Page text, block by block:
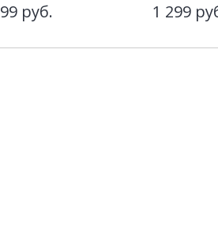
руб. 1 299